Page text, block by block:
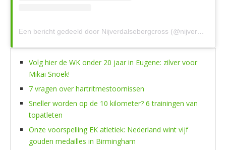
Een bericht gedeeld door Nijverdalsebergcross (@nijverdalsebergcross)
Volg hier de WK onder 20 jaar in Eugene: zilver voor
Mikai Snoek!
7 vragen over hartritmestoornissen
Sneller worden op de 10 kilometer? 6 trainingen van
topatleten
Onze voorspelling EK atletiek: Nederland wint vijf
gouden medailles in Birmingham